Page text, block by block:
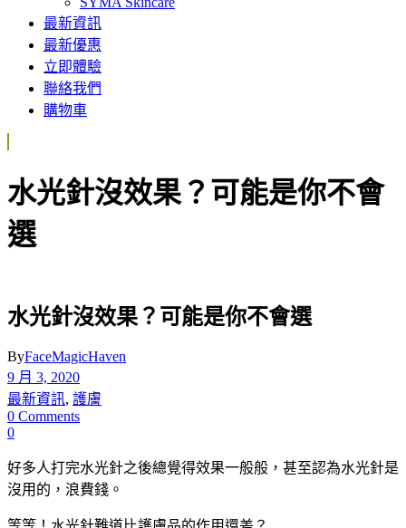
最新資訊
最新優惠
立即體驗
聯絡我們
購物車
水光針沒效果？可能是你不會
選
水光針沒效果？可能是你不會選
ByFaceMagicHaven
9 月 3, 2020
最新資訊, 護膚
0 Comments
0
好多人打完水光針之後總覺得效果一般般，甚至認為水光針是
沒用的，浪費錢。